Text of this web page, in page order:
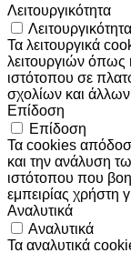
Λειτουργικότητα
Λειτουργικότητα
Τα λειτουργικά
λειτουργιών όπως
ιστότοπου σε
σχολίων και άλλων
Επίδοση
Επίδοση
Τα cookies
και την ανάλυση
ιστότοπου που
εμπειρίας χρήστη
Αναλυτικά
Αναλυτικά
Τα αναλυτικά